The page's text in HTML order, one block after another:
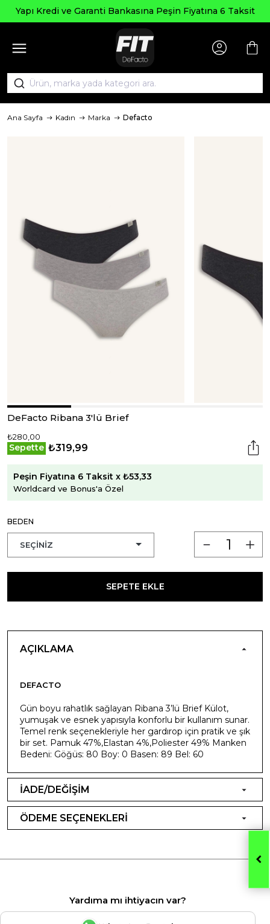
Yapı Kredi ve Garanti Bankasına Peşin Fiyatına 6 Taksit
Ana Sayfa Kadın Marka Defacto
DeFacto Ribana 3'lü Brief
₺280,00
Sepette ₺319,99
Peşin Fiyatına 6 Taksit x ₺53,33
Worldcard ve Bonus'a Özel
BEDEN
SEPETE EKLE
AÇIKLAMA
DEFACTO
Gün boyu rahatlık sağlayan Ribana 3’lü Brief Külot,
yumuşak ve esnek yapısıyla konforlu bir kullanım sunar.
Temel renk seçenekleriyle her gardırop için pratik ve şık
bir set. Pamuk 47%,Elastan 4%,Poliester 49% Manken
Bedeni: Göğüs: 80 Boy: 0 Basen: 89 Bel: 60
İADE/DEĞİŞİM
ÖDEME SEÇENEKLERİ
Yardıma mı ihtiyacın var?